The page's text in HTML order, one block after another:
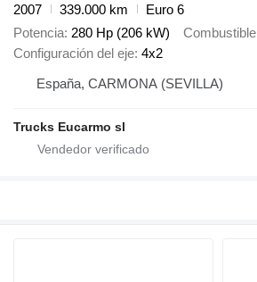
2007
339.000 km
Euro 6
Potencia 280 Hp (206 kW) Combustible
Configuración del eje 4x2
España, CARMONA (SEVILLA)
Trucks Eucarmo sl